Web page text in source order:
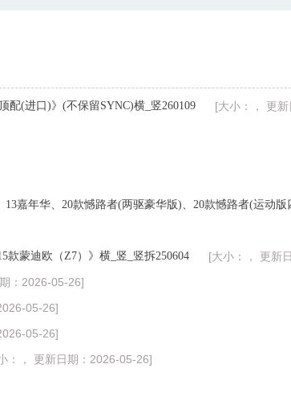
配(进口)》(不保留SYNC)横_竖260109 [大小：， 更
嘉年华、20款憾路者(两驱豪华版)、20款憾路者(运动版
款蒙迪欧（Z7）》横_竖_竖拆250604 [大小：， 更新
：2026-05-26]
05-26]
05-26]
：， 更新日期：2026-05-26]